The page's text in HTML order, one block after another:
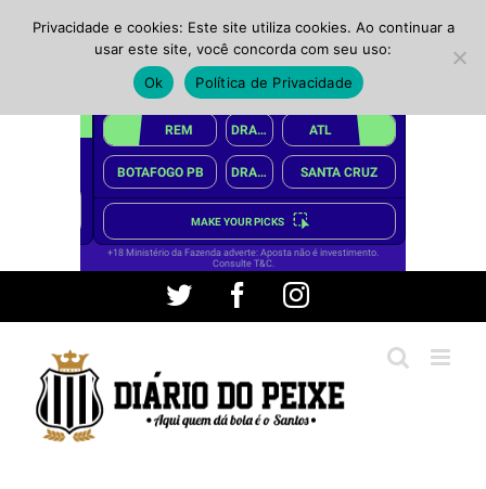
conteúdo
Twitter FacebookInstagram
Privacidade e cookies: Este site utiliza cookies. Ao continuar a
usar este site, você concorda com seu uso:
Ok
Política de Privacidade